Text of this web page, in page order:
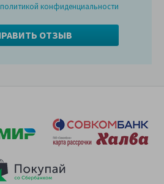
политикой конфиденциальности